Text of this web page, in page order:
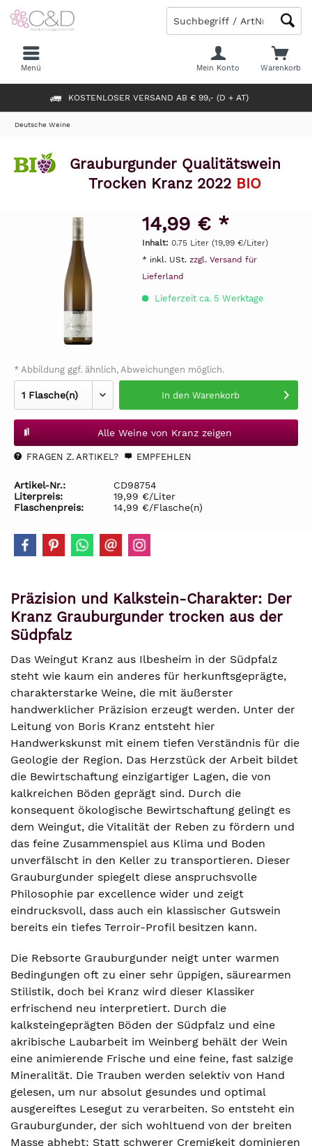
KOSTENLOSER VERSAND AB € 99,- (D + AT)
Warenkorb
Mein Konto
Menü
Deutsche Weine
Grauburgunder Qualitätswein
Trocken Kranz 2022 BIO
14,99 € *
Inhalt: 0.75 Liter (19,99 €/Liter)
* inkl. USt. zzgl. Versand für
Lieferland
Lieferzeit ca. 5 Werktage
* Abbildung ggf. ähnlich, Abweichungen möglich.
In den Warenkorb
Alle Weine von Kranz zeigen
FRAGEN Z. ARTIKEL? EMPFEHLEN
Artikel-Nr.:
CD98754
Literpreis:
19,99 €/Liter
Flaschenpreis:
14,99 €/Flasche(n)
Präzision und Kalkstein-Charakter: Der
Kranz Grauburgunder trocken aus der
Südpfalz
Das Weingut Kranz aus Ilbesheim in der Südpfalz
steht wie kaum ein anderes für herkunftsgeprägte,
charakterstarke Weine, die mit äußerster
handwerklicher Präzision erzeugt werden. Unter der
Leitung von Boris Kranz entsteht hier
Handwerkskunst mit einem tiefen Verständnis für die
Geologie der Region. Das Herzstück der Arbeit bildet
die Bewirtschaftung einzigartiger Lagen, die von
kalkreichen Böden geprägt sind. Durch die
konsequent ökologische Bewirtschaftung gelingt es
dem Weingut, die Vitalität der Reben zu fördern und
das feine Zusammenspiel aus Klima und Boden
unverfälscht in den Keller zu transportieren. Dieser
Grauburgunder spiegelt diese anspruchsvolle
Philosophie par excellence wider und zeigt
eindrucksvoll, dass auch ein klassischer Gutswein
bereits ein tiefes Terroir-Profil besitzen kann.
Die Rebsorte Grauburgunder neigt unter warmen
Bedingungen oft zu einer sehr üppigen, säurearmen
Stilistik, doch bei Kranz wird dieser Klassiker
erfrischend neu interpretiert. Durch die
kalksteingeprägten Böden der Südpfalz und eine
akribische Laubarbeit im Weinberg behält der Wein
eine animierende Frische und eine feine, fast salzige
Mineralität. Die Trauben werden selektiv von Hand
gelesen, um nur absolut gesundes und optimal
ausgereiftes Lesegut zu verarbeiten. So entsteht ein
Grauburgunder, der sich wohltuend von der breiten
Masse abhebt: Statt schwerer Cremigkeit dominieren